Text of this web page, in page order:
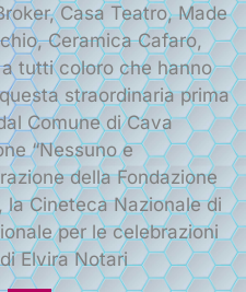
Casa Teatro, Made
Ceramica Cafaro,
tutti coloro che hanno
straordinaria prima
Comune di Cava
“Nessuno e
della Fondazione
la Cineteca Nazionale di
per le celebrazioni
Elvira Notari